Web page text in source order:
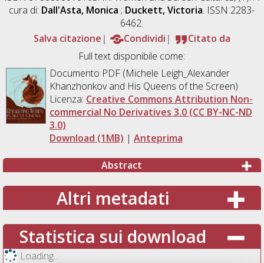
cura di: Dall'Asta, Monica ; Duckett, Victoria. ISSN 2283-
6462.
Salva citazione
Condividi
Citato da
Full text disponibile come:
Documento PDF (Michele Leigh_Alexander
Khanzhonkov and His Queens of the Screen)
Licenza: Creative Commons Attribution Non-
commercial No Derivatives 3.0 (CC BY-NC-ND
3.0)
Download (1MB) | Anteprima
Abstract
Altri metadati
Statistica sui download
Loading...